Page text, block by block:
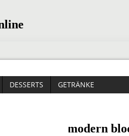
DESSERTS GETRÄNKE